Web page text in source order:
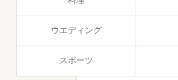
ウエディング
スポーツ